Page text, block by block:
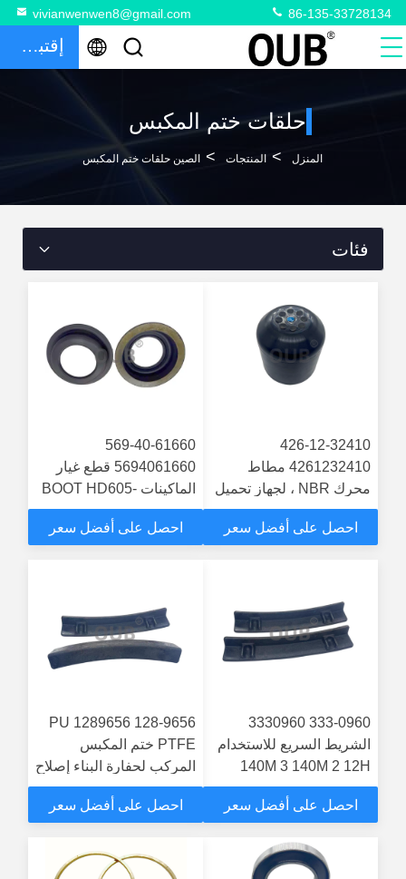
vivianwenwen8@gmail.com 86-135-33728134
إقتباس
حلقات ختم المكبس
المنزل > المنتجات > الصين حلقات ختم المكبس
فئات
426-12-32410
4261232410 مطاط
محرك NBR ، لجهاز تحميل
العجلات WD600-6
احصل على أفضل سعر
569-40-61660
5694061660 قطع غيار
الماكينات BOOT HD605-
8 HD465-7R
احصل على أفضل سعر
333-0960 3330960
الشريط السريع للاستخدام
140M 3 140M 2 12H
احصل على أفضل سعر
128-9656 1289656 PU
PTFE ختم المكبس
المركب لحفارة البناء إصلاح
الأسطوانة الهيدروليكية
12H 140H 120H
احصل على أفضل سعر